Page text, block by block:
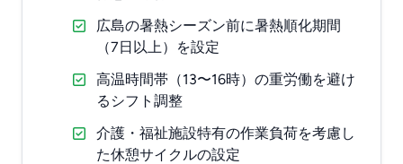
広島の暑熱シーズン前に暑熱順化期間
（7日以上）を設定
高温時間帯（13〜16時）の重労働を避け
るシフト調整
介護・福祉施設特有の作業負荷を考慮し
た休憩サイクルの設定